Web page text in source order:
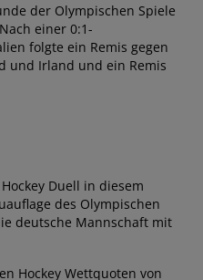
der Olympischen Spiele
einer 0:1-
folgte ein Remis gegen
und Irland und ein Remis
Duell in diesem
des Olympischen
deutsche Mannschaft mit
Hockey Wettquoten von